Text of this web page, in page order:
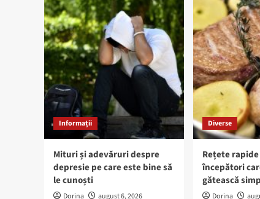
Informații
Mituri și adevăruri despre
depresie pe care este bine să
le cunoști
Dorina august 6, 2026
Diverse
Rețete
începători
gătească
Dorina